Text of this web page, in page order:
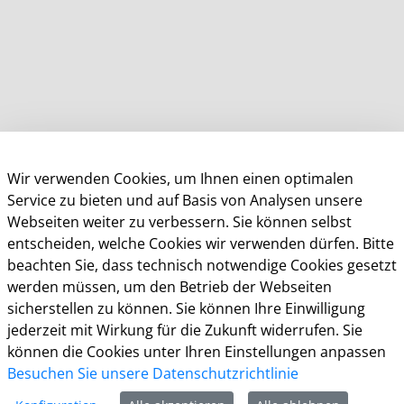
Kommunalportal Stadt Leverkusen
Der Oberbürgermeister
Postfach 10 11 40
51311 Leverkusen
Telefon: +49 (0)214 406-0
Telefax: +49 (0)214 406-11004
postmaster@stadt.leverkusen.de
Öffnungszeiten
Wir verwenden Cookies, um Ihnen einen optimalen
Service zu bieten und auf Basis von Analysen unsere
Webseiten weiter zu verbessern. Sie können selbst
entscheiden, welche Cookies wir verwenden dürfen. Bitte
beachten Sie, dass technisch notwendige Cookies gesetzt
werden müssen, um den Betrieb der Webseiten
sicherstellen zu können. Sie können Ihre Einwilligung
jederzeit mit Wirkung für die Zukunft widerrufen. Sie
können die Cookies unter Ihren Einstellungen anpassen
Besuchen Sie unsere Datenschutzrichtlinie